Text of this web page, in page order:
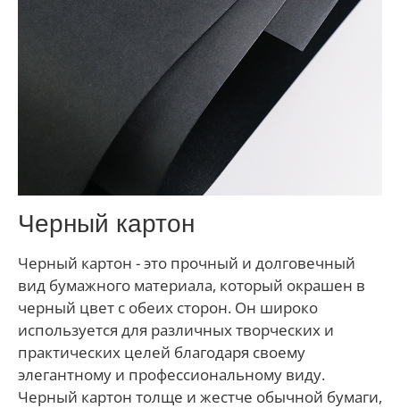
Черный картон
Черный картон - это прочный и долговечный
вид бумажного материала, который окрашен в
черный цвет с обеих сторон. Он широко
используется для различных творческих и
практических целей благодаря своему
элегантному и профессиональному виду.
Черный картон толще и жестче обычной бумаги,